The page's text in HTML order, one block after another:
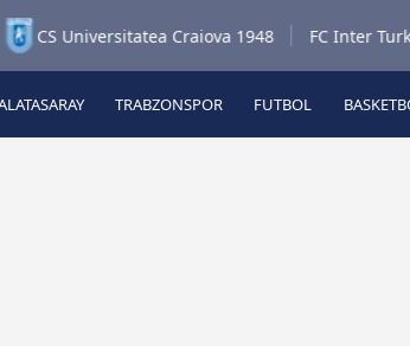
Universitatea Craiova 1948 FC Inter Turku
Beşiktaş
A
TRABZONSPOR FUTBOL